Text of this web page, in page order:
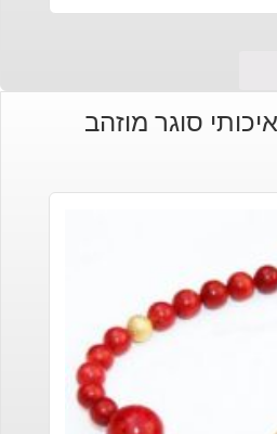
סוגר מוזהב